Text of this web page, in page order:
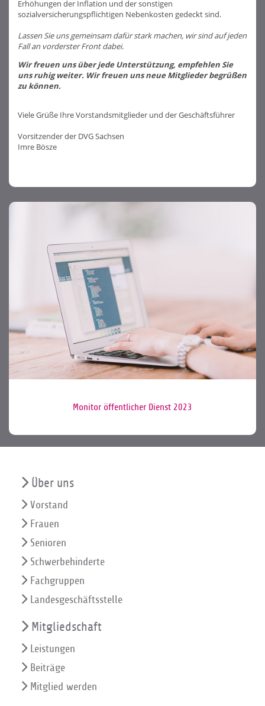
Erhöhungen der Inflation und der sonstigen
sozialversicherungspflichtigen Nebenkosten gedeckt sind.
Lassen Sie uns gemeinsam dafür stark machen, wir sind auf jeden
Fall an vorderster Front dabei.
Wir freuen uns über jede Unterstützung, empfehlen Sie
uns ruhig weiter. Wir freuen uns neue Mitglieder begrüßen
zu können.
Viele Grüße Ihre Vorstandsmitglieder und der Geschäftsführer
Vorsitzender der DVG Sachsen
Imre Bösze
Monitor öffentlicher Dienst 2023
Über uns
Vorstand
Frauen
Senioren
Schwerbehinderte
Fachgruppen
Landesgeschäftsstelle
Mitgliedschaft
Leistungen
Beiträge
Mitglied werden